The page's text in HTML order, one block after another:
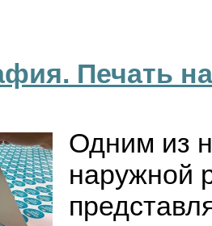
Печать
Одним из
наружной